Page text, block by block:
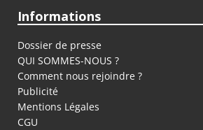
Informations
Dossier de presse
QUI SOMMES-NOUS ?
Comment nous rejoindre ?
Publicité
Mentions Légales
CGU